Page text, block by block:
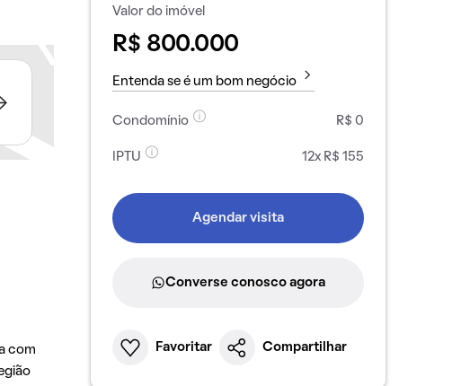
com
Valor do imóvel
R$ 800.000
Entenda se é um bom negócio
Condomínio R$ 0
IPTU 12x R$ 155
Agendar visita
Converse conosco agora
Favoritar Compartilhar